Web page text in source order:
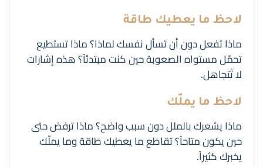
لاحظ ما يعطيك طاقة
ماذا تفعل دون أن تسأل نفسك لماذا؟ ماذا تستطيع
تحمّل مستواه الصعوبة حين كنت مبتدئاً؟ هذه إشارات
لا تُتجاهل.
لاحظ ما يملّك
ماذا يشعرك بالملل دون سبب واضح؟ ماذا ترفض حتى
حين يكون متاحاً؟ تقاطع ما يعطيك طاقة وما يملّك
يخبرك كثيراً.